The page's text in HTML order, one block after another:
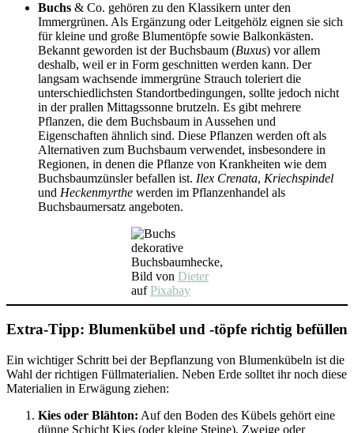
Buchs & Co. gehören zu den Klassikern unter den
Immergrünen. Als Ergänzung oder Leitgehölz eignen sie sich
für kleine und große Blumentöpfe sowie Balkonkästen.
Bekannt geworden ist der Buchsbaum (Buxus) vor allem
deshalb, weil er in Form geschnitten werden kann. Der
langsam wachsende immergrüne Strauch toleriert die
unterschiedlichsten Standortbedingungen, sollte jedoch nicht
in der prallen Mittagssonne brutzeln. Es gibt mehrere
Pflanzen, die dem Buchsbaum in Aussehen und
Eigenschaften ähnlich sind. Diese Pflanzen werden oft als
Alternativen zum Buchsbaum verwendet, insbesondere in
Regionen, in denen die Pflanze von Krankheiten wie dem
Buchsbaumzünsler befallen ist. Ilex Crenata, Kriechspindel
und Heckenmyrthe werden im Pflanzenhandel als
Buchsbaumersatz angeboten.
dekorative
Buchsbaumhecke,
Bild von Dieter
aufPixabay
Extra-Tipp: Blumenkübel und -töpfe richtig befüllen
Ein wichtiger Schritt bei der Bepflanzung von Blumenkübeln ist die
Wahl der richtigen Füllmaterialien. Neben Erde solltet ihr noch diese
Materialien in Erwägung ziehen:
Kies oder Blähton: Auf den Boden des Kübels gehört eine
dünne Schicht Kies (oder kleine Steine), Zweige oder